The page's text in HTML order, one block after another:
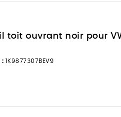
toit ouvrant noir pour
: 1K9877307BEV9